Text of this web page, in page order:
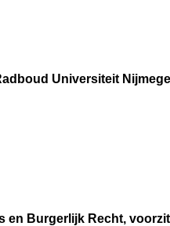
Universiteit
en Burgerlijk Recht,